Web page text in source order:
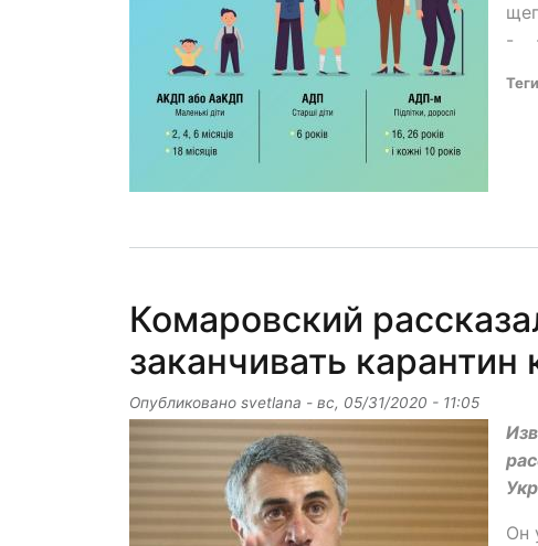
- -
Теги
Комаровский
заканчивать
Опубликовано svetlana - вс, 05/31/2020 - 11:05
Он